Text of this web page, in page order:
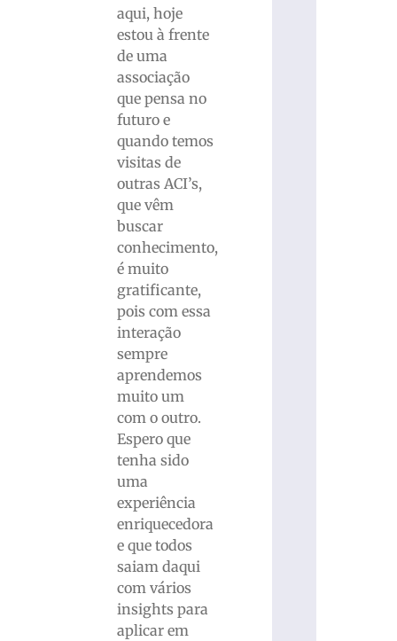
aqui, hoje
estou à frente
de uma
associação
que pensa no
futuro e
quando temos
visitas de
outras ACI’s,
que vêm
buscar
conhecimento,
é muito
gratificante,
pois com essa
interação
sempre
aprendemos
muito um
com o outro.
Espero que
tenha sido
uma
experiência
enriquecedora
e que todos
saiam daqui
com vários
insights para
aplicar em